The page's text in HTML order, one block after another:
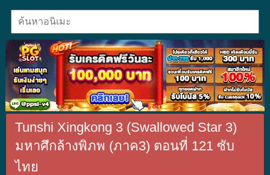
Tunshi Xingkong 3 (Swallowed Star 3)
มหาศึกล้างพิภพ (ภาค3) ตอนที่ 121 ซับ
ไทย